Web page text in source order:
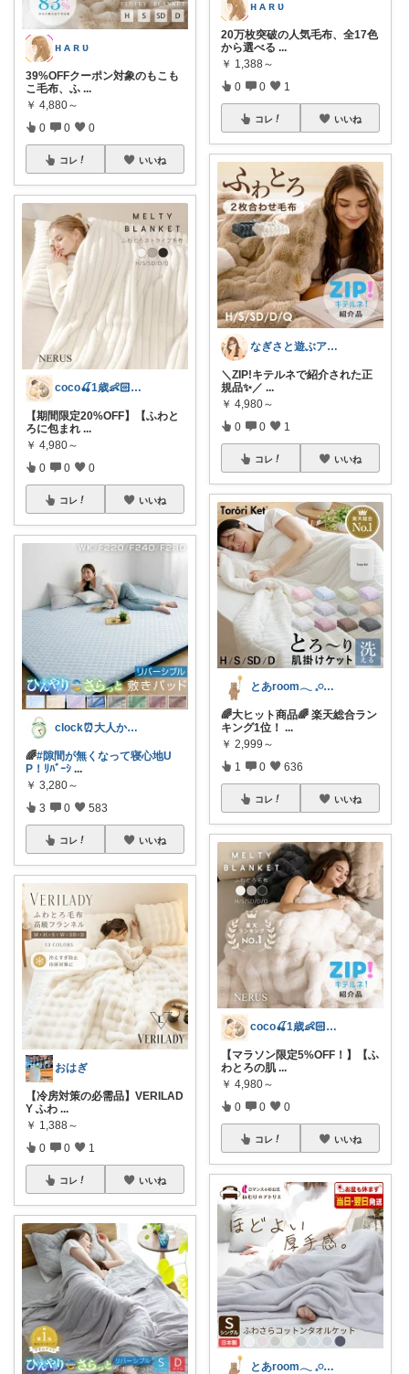
ʜ ᴀ ʀ ᴜ
39%OFFクーポン対象のもこも
こ毛布、ふ ...
￥ 4,880～
0 0 0
コレ いいね
coco🍒1歳👶🏻5歳🐈
【期間限定20%OFF】【ふわと
ろに包まれ ...
￥ 4,980～
0 0 0
コレ いいね
clock⏰大人かわいい
🌈#隙間が無くなって寝心地U
P！ﾘﾊﾞｰｼ ...
￥ 3,280～
3 0 583
コレ いいね
おはぎ
【冷房対策の必需品】VERILAD
Y ふわ ...
￥ 1,388～
0 0 1
コレ いいね
ʜ ᴀ ʀ ᴜ
20万枚突破の人気毛布、全17色
から選べる ...
￥ 1,388～
0 0 1
コレ いいね
なぎさと遊ぶアウトドア🌊🏕️
＼ZIP!キテルネで紹介された正
規品✨／ ...
￥ 4,980～
0 0 1
コレ いいね
とあroom𓂃 𓈒𓏸心地よい衣食住
🌈大ヒット商品🌈 楽天総合ラン
キング1位！ ...
￥ 2,999～
1 0 636
コレ いいね
coco🍒1歳👶🏻5歳🐈
【マラソン限定5%OFF！】【ふ
わとろの肌 ...
￥ 4,980～
0 0 0
コレ いいね
とあroom𓂃 𓈒𓏸心地よい衣食住